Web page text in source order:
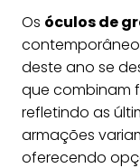
Os óculos de
deste ano se
que combinam
refletindo as
armações
oferecendo